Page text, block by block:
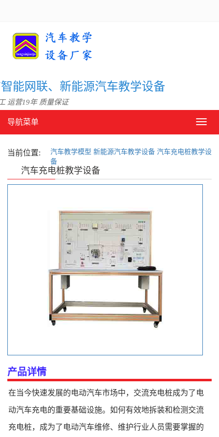
能网联、新能源汽车教学设备
运营19年 质量保证
导
单
导航菜单
当前位置: 汽车教学模型 新能源汽车教学设备 汽车充电桩教学设
备
汽车充电桩教学设备
产品详情
在当今快速发展的电动汽车市场中，交流充电桩成为了电
动汽车充电的重要基础设施。如何有效地拆装和检测交流
充电桩，成为了电动汽车维修、维护行业人员需要掌握的